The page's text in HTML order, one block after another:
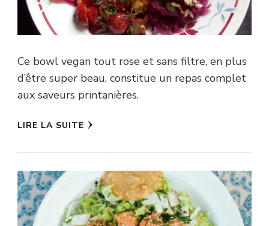
Ce bowl vegan tout rose et sans filtre, en plus
d’être super beau, constitue un repas complet
aux saveurs printanières.
LIRE LA SUITE